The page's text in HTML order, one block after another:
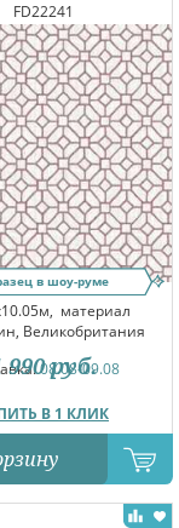
FD22241
в шоу-руме
материал
Великобритания
08.08-09.08
В 1 КЛИК
990 руб.